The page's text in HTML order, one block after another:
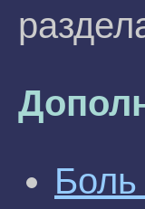
Боль